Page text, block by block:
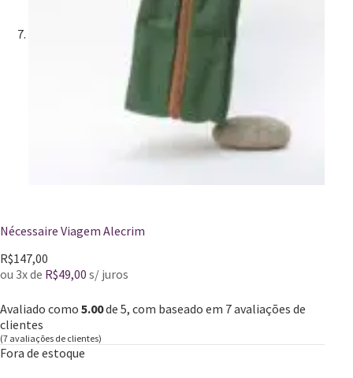
Nécessaire Viagem Alecrim
R$147,00
ou 3x de R$49,00 s/ juros
Avaliado como 5.00de 5, com baseado em 7avaliações de
clientes
(7 avaliações de clientes)
Fora de estoque